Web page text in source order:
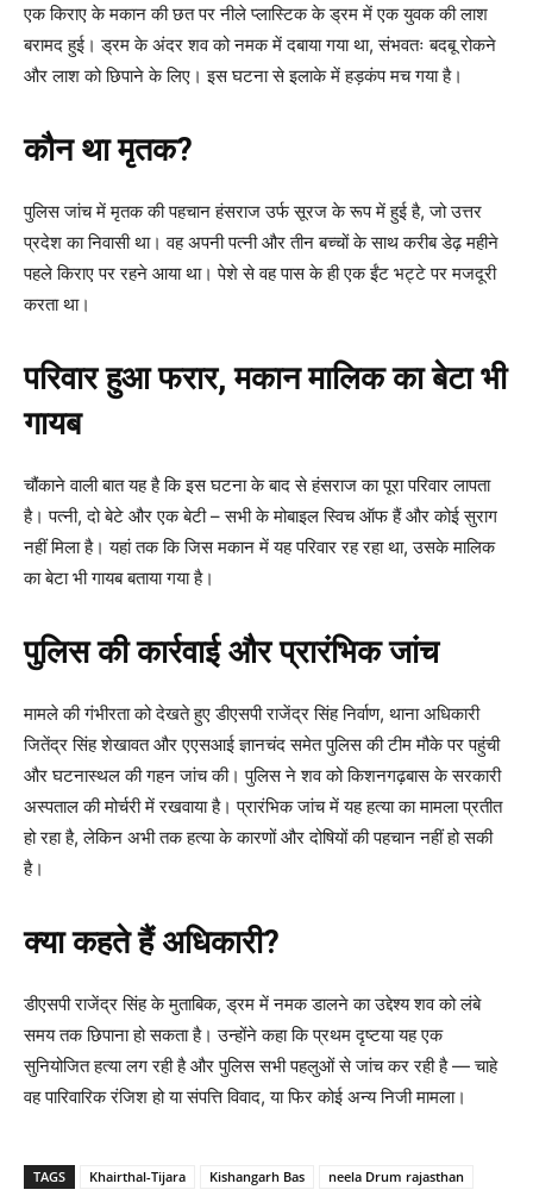
एक किराए के मकान की छत पर नीले प्लास्टिक के ड्रम में एक युवक की लाश
बरामद हुई। ड्रम के अंदर शव को नमक में दबाया गया था, संभवतः बदबू रोकने
और लाश को छिपाने के लिए। इस घटना से इलाके में हड़कंप मच गया है।
कौन था मृतक?
पुलिस जांच में मृतक की पहचान हंसराज उर्फ सूरज के रूप में हुई है, जो उत्तर
प्रदेश का निवासी था। वह अपनी पत्नी और तीन बच्चों के साथ करीब डेढ़ महीने
पहले किराए पर रहने आया था। पेशे से वह पास के ही एक ईंट भट्टे पर मजदूरी
करता था।
परिवार हुआ फरार, मकान मालिक का बेटा भी
गायब
चौंकाने वाली बात यह है कि इस घटना के बाद से हंसराज का पूरा परिवार लापता
है। पत्नी, दो बेटे और एक बेटी – सभी के मोबाइल स्विच ऑफ हैं और कोई सुराग
नहीं मिला है। यहां तक कि जिस मकान में यह परिवार रह रहा था, उसके मालिक
का बेटा भी गायब बताया गया है।
पुलिस की कार्रवाई और प्रारंभिक जांच
मामले की गंभीरता को देखते हुए डीएसपी राजेंद्र सिंह निर्वाण, थाना अधिकारी
जितेंद्र सिंह शेखावत और एएसआई ज्ञानचंद समेत पुलिस की टीम मौके पर पहुंची
और घटनास्थल की गहन जांच की। पुलिस ने शव को किशनगढ़बास के सरकारी
अस्पताल की मोर्चरी में रखवाया है। प्रारंभिक जांच में यह हत्या का मामला प्रतीत
हो रहा है, लेकिन अभी तक हत्या के कारणों और दोषियों की पहचान नहीं हो सकी
है।
क्या कहते हैं अधिकारी?
डीएसपी राजेंद्र सिंह के मुताबिक, ड्रम में नमक डालने का उद्देश्य शव को लंबे
समय तक छिपाना हो सकता है। उन्होंने कहा कि प्रथम दृष्टया यह एक
सुनियोजित हत्या लग रही है और पुलिस सभी पहलुओं से जांच कर रही है — चाहे
वह पारिवारिक रंजिश हो या संपत्ति विवाद, या फिर कोई अन्य निजी मामला।
TAGS Khairthal-Tijara Kishangarh Bas neela Drum rajasthan